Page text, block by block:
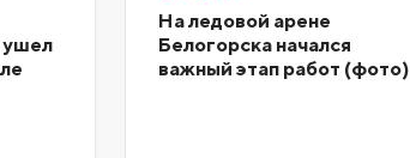
ушел
На ледовой арене
Белогорска начался
важный этап работ (фото)